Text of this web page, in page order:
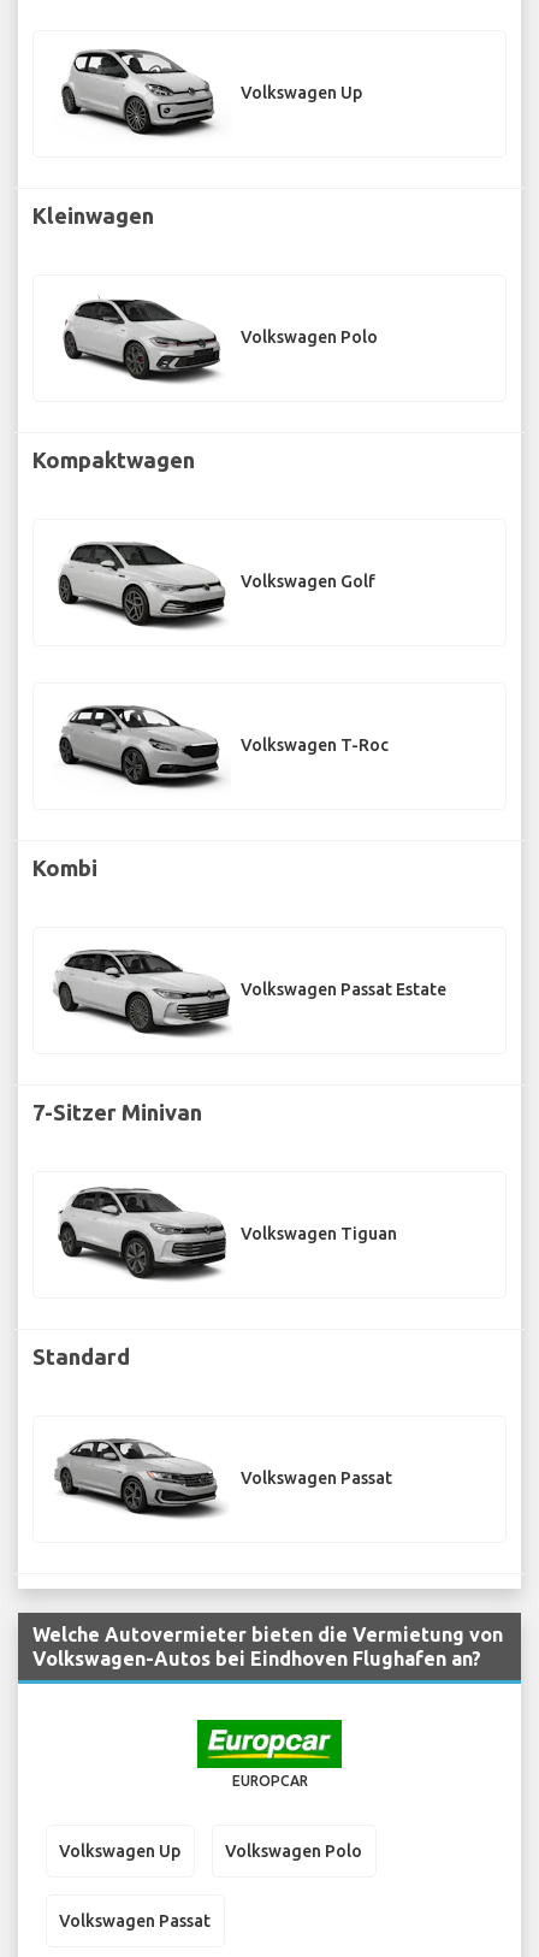
Volkswagen Up
Kleinwagen
Volkswagen Polo
Kompaktwagen
Volkswagen Golf
Volkswagen T-Roc
Kombi
Volkswagen Passat Estate
7-Sitzer Minivan
Volkswagen Tiguan
Standard
Volkswagen Passat
Welche Autovermieter bieten die Vermietung von
Volkswagen-Autos bei Eindhoven Flughafen an?
EUROPCAR
Volkswagen Up Volkswagen Polo
Volkswagen Passat